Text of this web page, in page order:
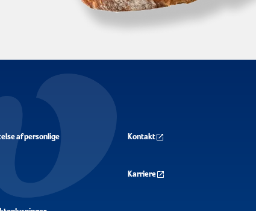
af personlige
Kontakt
Karriere